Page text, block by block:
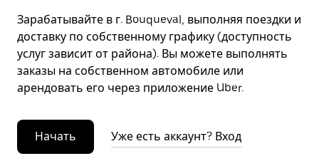
Зарабатывайте в г. Bouqueval, выполняя поездки и
доставку по собственному графику (доступность
услуг зависит от района). Вы можете выполнять
заказы на собственном автомобиле или
арендовать его через приложение Uber.
Начать Уже есть аккаунт? Вход